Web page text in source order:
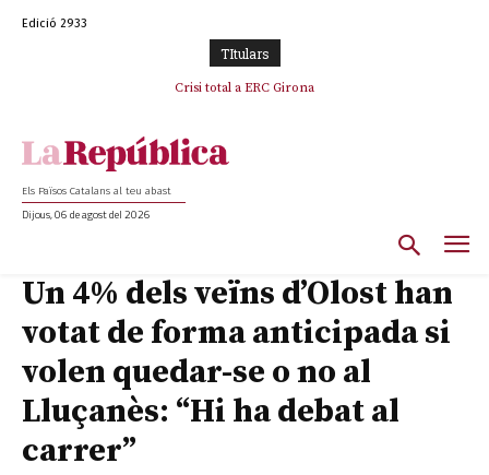
Edició 2933
TItulars
Crisi total a ERC Girona
Els Països Catalans al teu abast
Dijous, 06 de agost del 2026
Un 4% dels veïns d’Olost han
votat de forma anticipada si
volen quedar-se o no al
Lluçanès: “Hi ha debat al
carrer”